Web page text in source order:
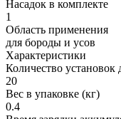
Насадок в комплекте
1
Область применения
для бороды и усов
Характеристики
Количество установок
20
Вес в упаковке (кг)
0.4